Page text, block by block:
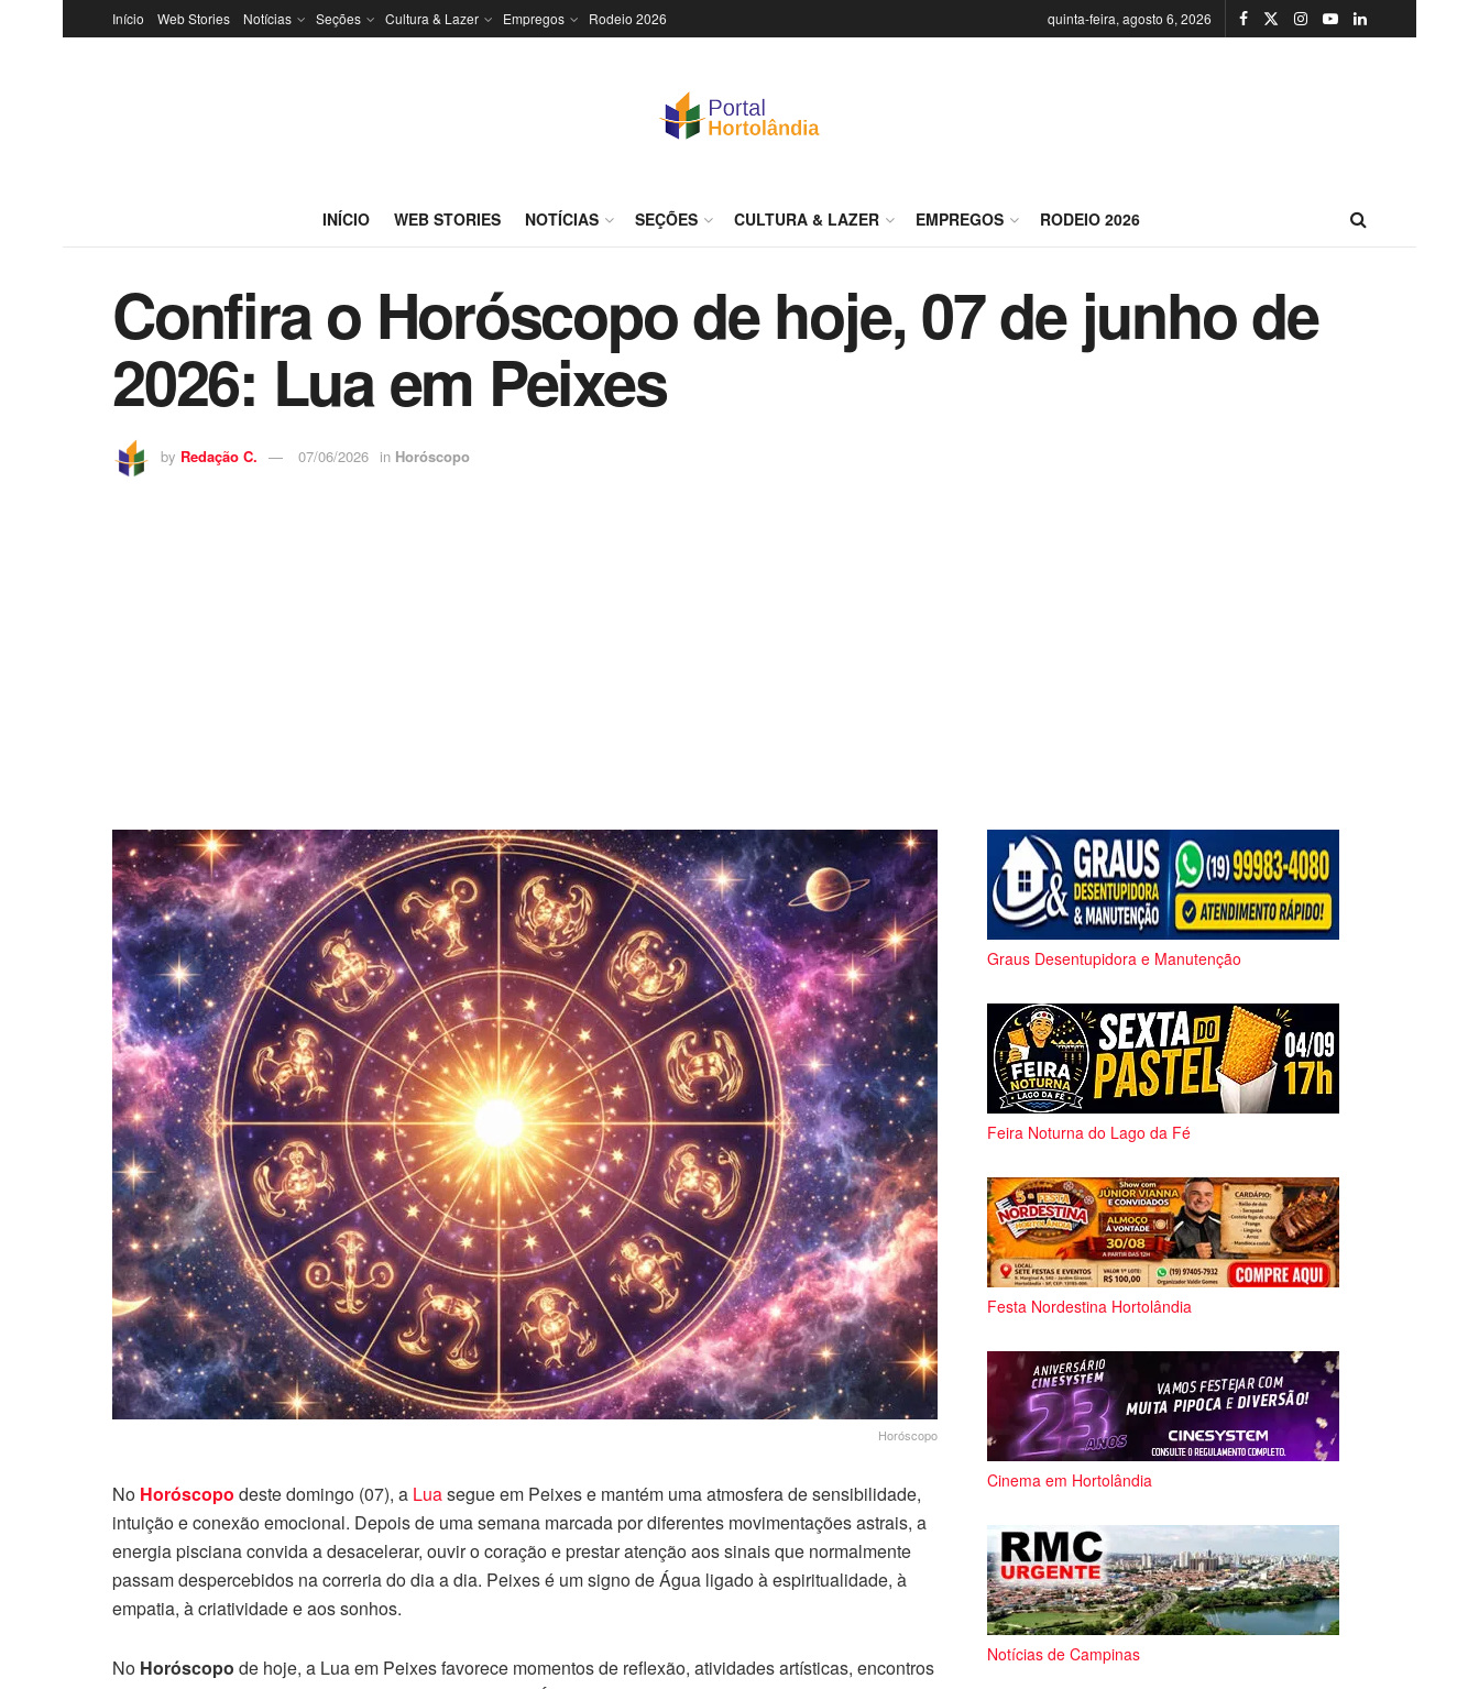
Início Web Stories Notícias Seções Cultura & Lazer Empregos Rodeio 2026 quinta-feira, agosto 6, 2026
INÍCIO WEB STORIES NOTÍCIAS SEÇÕES CULTURA & LAZER EMPREGOS RODEIO 2026
Confira o Horóscopo de hoje, 07 de junho de
2026: Lua em Peixes
by Redação C. 07/06/2026 in Horóscopo
Horóscopo
No Horóscopo deste domingo (07), a Luasegue em Peixes e mantém uma atmosfera de sensibilidade,
intuição e conexão emocional. Depois de uma semana marcada por diferentes movimentações astrais, a
energia pisciana convida a desacelerar, ouvir o coração e prestar atenção aos sinais que normalmente
passam despercebidos na correria do dia a dia. Peixes é um signo de Água ligado à espiritualidade, à
empatia, à criatividade e aos sonhos.
No Horóscopo de hoje, a Lua em Peixes favorece momentos de reflexão, atividades artísticas, encontros
Graus Desentupidora e Manutenção
Feira Noturna do Lago da Fé
Festa Nordestina Hortolândia
Cinema em Hortolândia
Notícias de Campinas